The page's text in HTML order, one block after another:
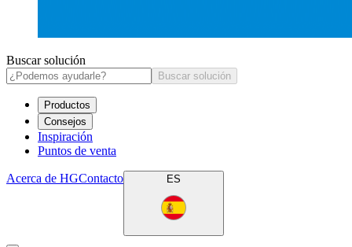
Buscar solución
Buscar solución
Productos
Consejos
Inspiración
Puntos de venta
Acerca de HGContacto ES